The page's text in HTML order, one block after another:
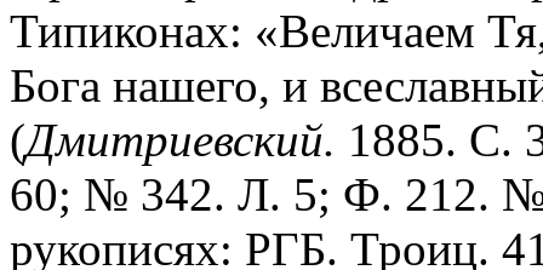
Типиконах: «Величаем
Бога нашего, и
(Дмитриевский. 1885. С.
60; № 342. Л. 5; Ф. 212. №
рукописях: РГБ. Троиц.